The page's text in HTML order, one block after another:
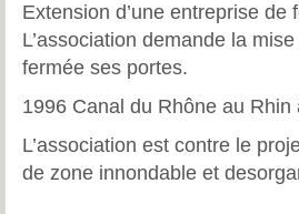
Extension d’une entreprise
L’association demande la
fermée ses portes.
1996 Canal du Rhône au Rhin
L’association est contre le
de zone innondable et